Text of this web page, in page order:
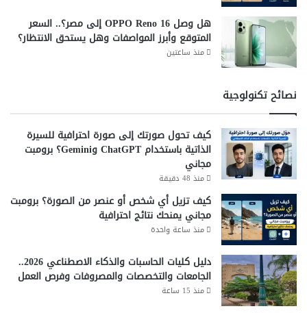
هل وصل OPPO Reno 16 إلى مصر؟.. السعر
المتوقع وأبرز المواصفات وهل يستحق الانتظار؟
منذ ساعتين
نصائح تكنولوجية
كيف تحول صورتك إلى صورة احترافية للسيرة
الذاتية باستخدام ChatGPT وGemini؟ برومبت
مجاني
منذ 48 دقيقة
كيف تزيل أي شخص أو عنصر من الصورة؟ برومبت
مجاني يمنحك نتائج احترافية
منذ ساعة واحدة
دليل كليات الحاسبات والذكاء الاصطناعي 2026..
الجامعات والتخصصات والمصروفات وفرص العمل
منذ 15 ساعة